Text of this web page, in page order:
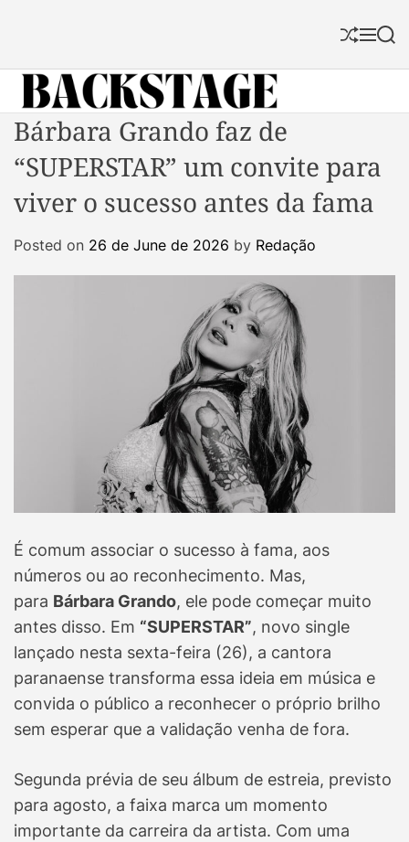
S
f
M S
c
B
a
c
s
t
Bárbara Grando faz de
“SUPERSTAR” um convite para
viver o sucesso antes da fama
Posted on 26 de June de 2026 by Redação
É comum associar o sucesso à fama, aos
números ou ao reconhecimento. Mas,
para Bárbara Grando, ele pode começar muito
antes disso. Em “SUPERSTAR”, novo single
lançado nesta sexta-feira (26), a cantora
paranaense transforma essa ideia em música e
convida o público a reconhecer o próprio brilho
sem esperar que a validação venha de fora.
Segunda prévia de seu álbum de estreia, previsto
para agosto, a faixa marca um momento
importante da carreira da artista. Com uma